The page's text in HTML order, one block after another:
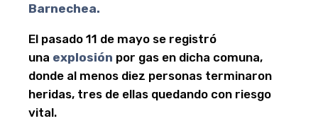
Barnechea.
El pasado 11 de mayo se registró
una explosión por gas en dicha comuna,
donde al menos diez personas terminaron
heridas, tres de ellas quedando con riesgo
vital.